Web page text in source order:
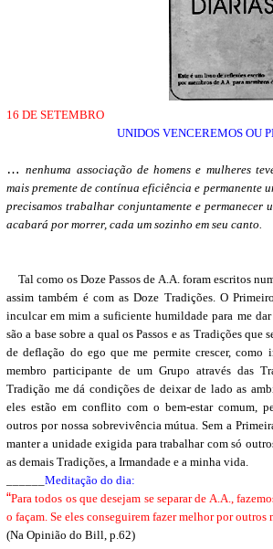
16 DE SETEMBRO
UNIDOS VENCEREMOS OU
…nenhuma associação de homens e mulheres
mais premente de contínua eficiência e permanente
precisamos trabalhar conjuntamente e
acabará por morrer, cada um sozinho em seu canto.
Tal como os Doze Passos de A.A. foram escritos
assim também é com as Doze Tradições. O
inculcar em mim a suficiente humildade para me
são a base sobre a qual os Passos e as Tradições que
de deflação do ego que me permite crescer, como
membro participante de um Grupo através das
Tradição me dá condições de deixar de lado as
eles estão em conflito com o bem-estar comum,
outros por nossa sobrevivência mútua. Sem a
manter a unidade exigida para trabalhar com só
as demais Tradições, a Irmandade e a minha vida.
Meditação do dia:
“Para todos os que desejam se separar de A.A.,
o façam. Se eles conseguirem fazer melhor por outros
(Na Opinião do Bill, p.62)